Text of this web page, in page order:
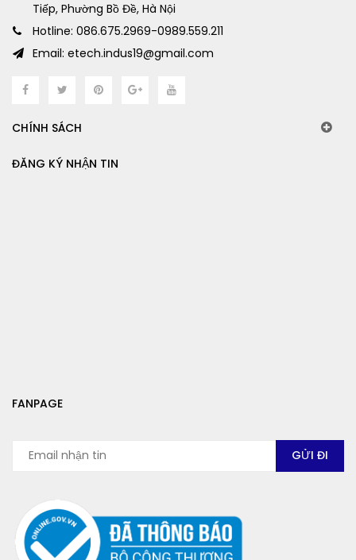
Tiếp, Phường Bồ Đề, Hà Nội
Hotline: 086.675.2969-0989.559.211
Email: etech.indus19@gmail.com
CHÍNH SÁCH
ĐĂNG KÝ NHẬN TIN
FANPAGE